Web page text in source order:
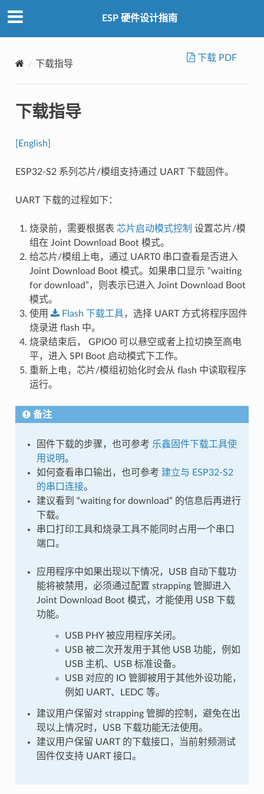
ESP 硬件设计指南
下载指导
下载 PDF
下载指导
[English]
ESP32-S2 系列芯片/模组支持通过 UART 下载固件。
UART 下载的过程如下：
烧录前，需要根据表 芯片启动模式控制 设置芯片/模
组在 Joint Download Boot 模式。
给芯片/模组上电，通过 UART0 串口查看是否进入
Joint Download Boot 模式。如果串口显示 “waiting
for download”，则表示已进入 Joint Download Boot
模式。
使用
Flash 下载工具，选择 UART 方式将程序固件
烧录进 flash 中。
烧录结束后， GPIO0 可以悬空或者上拉切换至高电
平，进入 SPI Boot 启动模式下工作。
重新上电，芯片/模组初始化时会从 flash 中读取程序
运行。
备注
固件下载的步骤，也可参考 乐鑫固件下载工具使
用说明。
如何查看串口输出，也可参考 建立与 ESP32-S2
的串口连接。
建议看到 “waiting for download” 的信息后再进行
下载。
串口打印工具和烧录工具不能同时占用一个串口
端口。
应用程序中如果出现以下情况，USB 自动下载功
能将被禁用，必须通过配置 strapping 管脚进入
Joint Download Boot 模式，才能使用 USB 下载
功能。
USB PHY 被应用程序关闭。
USB 被二次开发用于其他 USB 功能，例如
USB 主机、USB 标准设备。
USB 对应的 IO 管脚被用于其他外设功能，
例如 UART、LEDC 等。
建议用户保留对 strapping 管脚的控制，避免在出
现以上情况时，USB 下载功能无法使用。
建议用户保留 UART 的下载接口，当前射频测试
固件仅支持 UART 接口。